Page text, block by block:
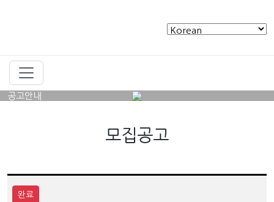
공고안내
모집공고
완료